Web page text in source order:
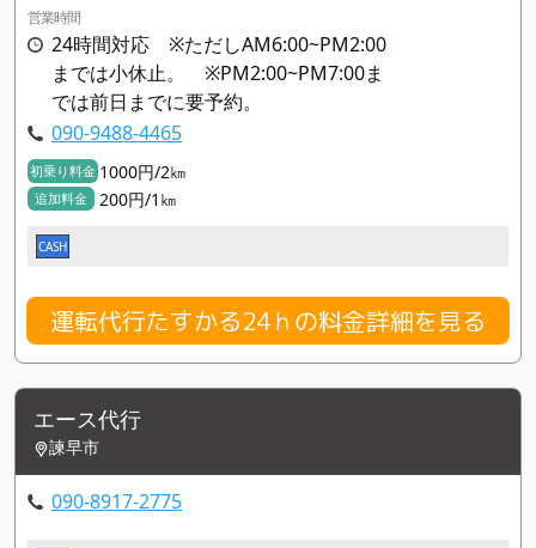
営業時間
24時間対応 ※ただしAM6:00~PM2:00
までは小休止。 ※PM2:00~PM7:00ま
では前日までに要予約。
090-9488-4465
初乗り料金 1000円/2㎞
追加料金 200円/1㎞
CASH
運転代行たすかる24ｈの料金詳細を見る
エース代行
諫早市
090-8917-2775